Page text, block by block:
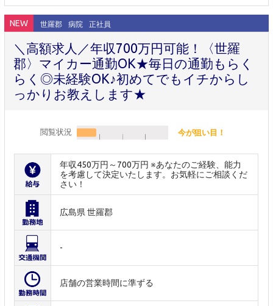
NEW 世羅郡 病院 正社員
＼高額求人／年収700万円可能！〈世羅
郡〉マイカー通勤OK★毎日の通勤もらく
らく◎未経験OK♪初めてでもイチからし
っかりお教えします★
閲覧状況 今が狙い目！
年収450万円～700万円 ※あなたのご経験、能力
を考慮して決定いたします。お気軽にご相談くだ
さい！
広島県 世羅郡
-
店舗の営業時間に準ずる